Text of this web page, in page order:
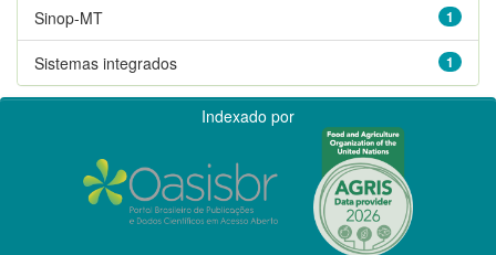
1
Sinop-MT
1
Sistemas integrados
Indexado por